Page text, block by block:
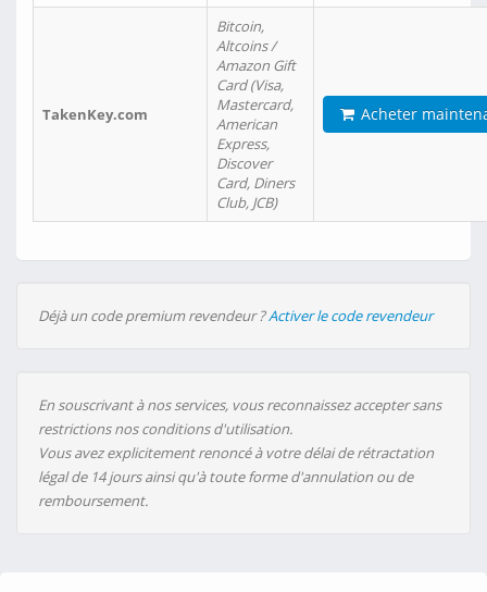
TakenKey.com
Bitcoin,
Altcoins /
Amazon Gift
Card (Visa,
Mastercard,
American
Express,
Discover
Card, Diners
Club, JCB)
Acheter
Déjà un code premium revendeur ?Activer le code revendeur
En souscrivant à nos services, vous reconnaissez accepter sans
restrictions nos conditions d'utilisation.
Vous avez explicitement renoncé à votre délai de rétractation
légal de 14 jours ainsi qu'à toute forme d'annulation ou de
remboursement.